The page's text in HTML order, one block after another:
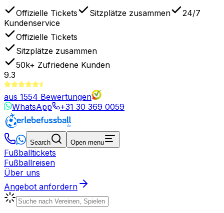
Offizielle Tickets Sitzplätze zusammen
24/7
Kundenservice
Offizielle Tickets
Sitzplätze zusammen
50k+ Zufriedene Kunden
9.3
aus 1554 Bewertungen
WhatsApp
+31 30 369 0059
Search Open menu
Fußballtickets
Fußballreisen
Über uns
Angebot anfordern